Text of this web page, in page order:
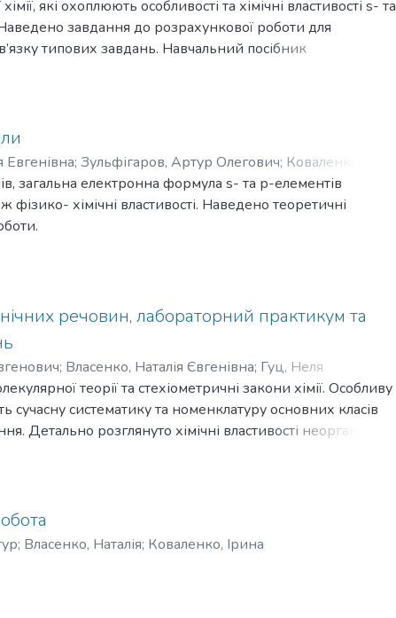
які охоплюють особливості та хімічні властивості s- та
завдання до розрахункової роботи для
типових завдань. Навчальний посібник
за спеціальністю 161 Хімічна технологія та
Евгенівна; Зульфігаров, Артур Олегович; Коваленко,
загальна електронна формула s- та р-елементів
фізико- хімічні властивості. Наведено теоретичні
освіти ступеня «бакалавр» за спеціальністями 161
спрямування.
речовин, лабораторний практикум та
; Власенко, Наталія Євгенівна; Гуц, Неля
теорії та стехіометричні закони хімії. Особливу
сучасну систематику та номенклатуру основних класів
Детально розглянуто хімічні властивості неорганічних
дисоціації. Особливу увагу приділено
довідкові матеріали та лабораторний практикум.
; Власенко, Наталія; Коваленко, Ірина